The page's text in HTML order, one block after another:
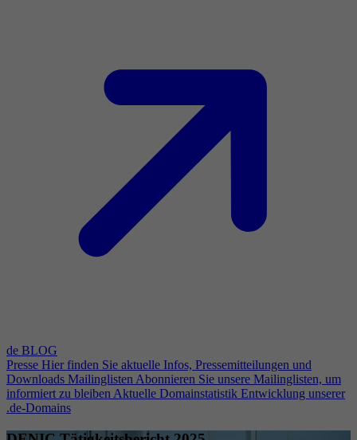
de BLOG
Presse Hier finden Sie aktuelle Infos, Pressemitteilungen und
Downloads Mailinglisten Abonnieren Sie unsere Mailinglisten, um
informiert zu bleiben Aktuelle Domainstatistik Entwicklung unserer
.de-Domains